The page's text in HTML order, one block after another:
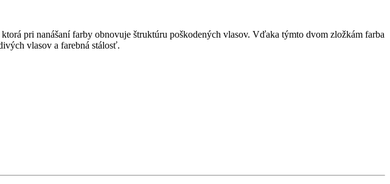
pri nanášaní farby obnovuje štruktúru poškodených vlasov. Vďaka týmto dvom zložkám farba
vlasov a farebná stálosť.